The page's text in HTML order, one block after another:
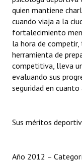
quien mantiene
cuando viaja a la
fortalecimiento
la hora de
herramienta de
competitiva, lleva
evaluando sus
seguridad en
Sus méritos
Año 2012 –